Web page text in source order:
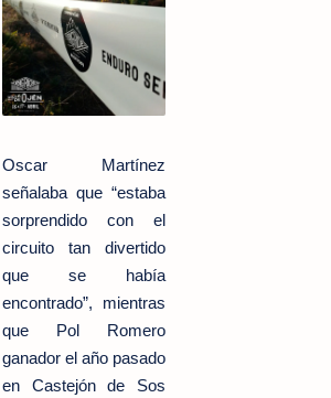
Oscar Martínez
señalaba que “estaba
sorprendido con el
circuito tan divertido
que se había
encontrado”, mientras
que Pol Romero
ganador el año pasado
en Castejón de Sos